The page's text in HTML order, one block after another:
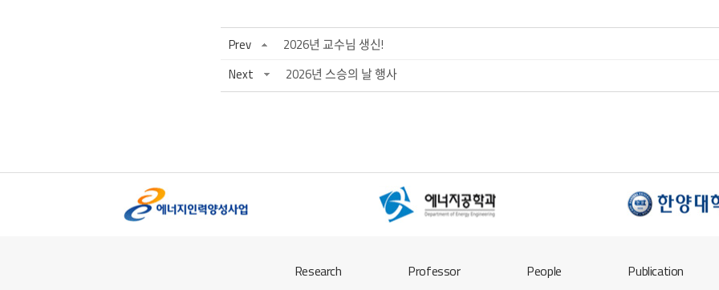
Prev
2026년 교수님 생신!
Next
2026년 스승의 날 행사
Research Professor People Publication